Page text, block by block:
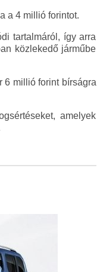
a 4 millió forintot.
tartalmáról, így arra
közlekedő járműbe
6 millió forint bírságra
amelyek